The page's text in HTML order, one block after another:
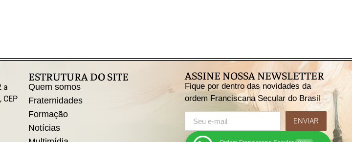
a
CEP
ESTRUTURA DO SITE
Quem somos
Fraternidades
Formação
Notícias
ASSINE NOSSA NEWSLETTER
Fique por dentro das novidades da
ordem Franciscana Secular do Brasil
ENVIAR